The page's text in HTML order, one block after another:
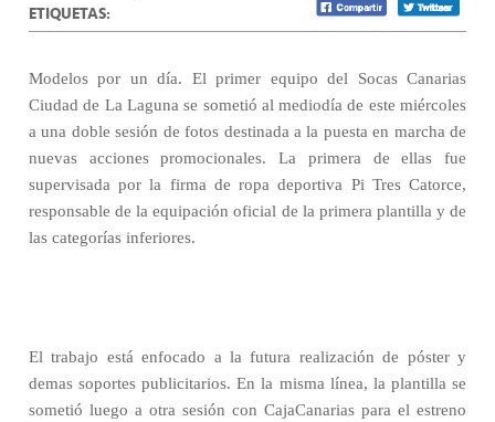
ETIQUETAS:
Modelos por un día. El primer equipo del Socas Canarias
Ciudad de La Laguna se sometió al mediodía de este miércoles
a una doble sesión de fotos destinada a la puesta en marcha de
nuevas acciones promocionales. La primera de ellas fue
supervisada por la firma de ropa deportiva Pi Tres Catorce,
responsable de la equipación oficial de la primera plantilla y de
las categorías inferiores.
El trabajo está enfocado a la futura realización de póster y
demas soportes publicitarios. En la misma línea, la plantilla se
sometió luego a otra sesión con CajaCanarias para el estreno